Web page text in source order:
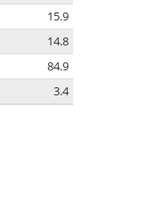
15.9
14.8
84.9
3.4